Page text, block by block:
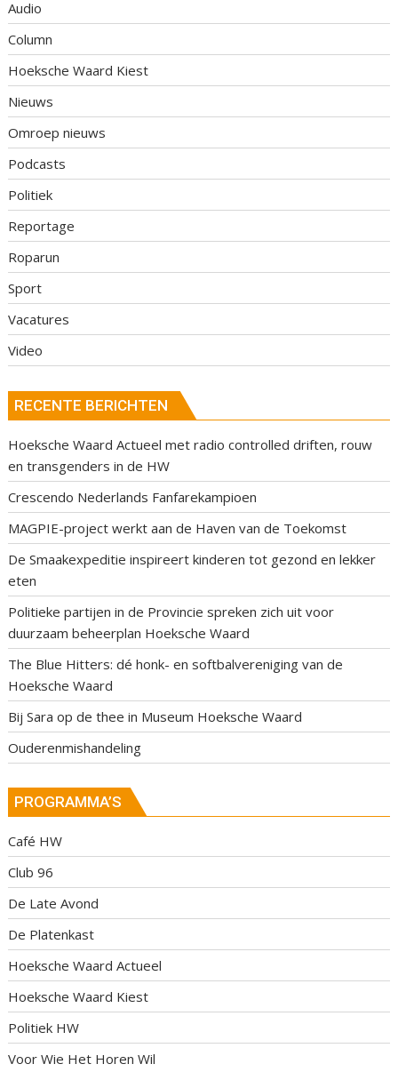
Audio
Column
Hoeksche Waard Kiest
Nieuws
Omroep nieuws
Podcasts
Politiek
Reportage
Roparun
Sport
Vacatures
Video
RECENTE BERICHTEN
Hoeksche Waard Actueel met radio controlled driften, rouw
en transgenders in de HW
Crescendo Nederlands Fanfarekampioen
MAGPIE-project werkt aan de Haven van de Toekomst
De Smaakexpeditie inspireert kinderen tot gezond en lekker
eten
Politieke partijen in de Provincie spreken zich uit voor
duurzaam beheerplan Hoeksche Waard
The Blue Hitters: dé honk- en softbalvereniging van de
Hoeksche Waard
Bij Sara op de thee in Museum Hoeksche Waard
Ouderenmishandeling
PROGRAMMA’S
Café HW
Club 96
De Late Avond
De Platenkast
Hoeksche Waard Actueel
Hoeksche Waard Kiest
Politiek HW
Voor Wie Het Horen Wil